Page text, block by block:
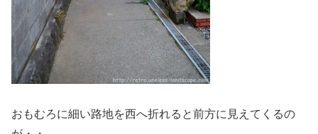
おもむろに細い路地を西へ折れると前方に見えてくるの